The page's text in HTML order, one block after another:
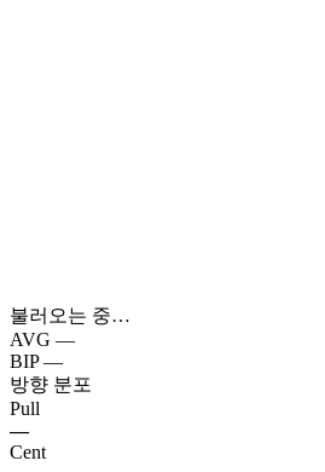
불러오는 중…
AVG —
BIP —
방향 분포
Pull
—
Cent